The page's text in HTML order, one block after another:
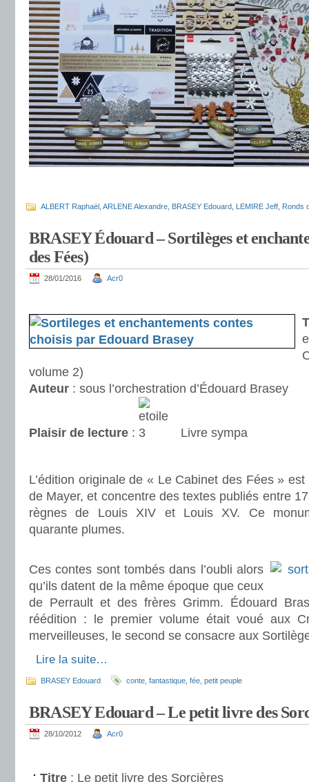
ALBERT Raphaël ARLENE Alexandre BRASEY Edouard LEMIRE Jeff Ronds
BRASEY Édouard – Sortilèges et
des Fées)
28/01/2016 Acr0
volume 2)
Auteur : sous l’orchestration d’Édouard Brasey
Plaisir de lecture :
Livre sympa
L’édition originale de « Le Cabinet des Fées »
de Mayer, et concentre des textes publiés entre
règnes de Louis XIV et Louis XV. Ce
quarante plumes.
Ces contes sont tombés dans l’oubli alors
qu’ils datent de la même époque que ceux
de Perrault et des frères Grimm. Édouard
réédition : le premier volume était voué aux
merveilleuses, le second se consacre aux
Lire la suite…
BRASEY Edouard conte fantastique fée petit peuple
BRASEY Edouard – Le petit livre des
28/10/2012 Acr0
Titre : Le petit livre des Sorcières